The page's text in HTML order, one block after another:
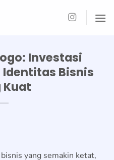
Investasi
Bisnis
Kuat
yang semakin ketat,